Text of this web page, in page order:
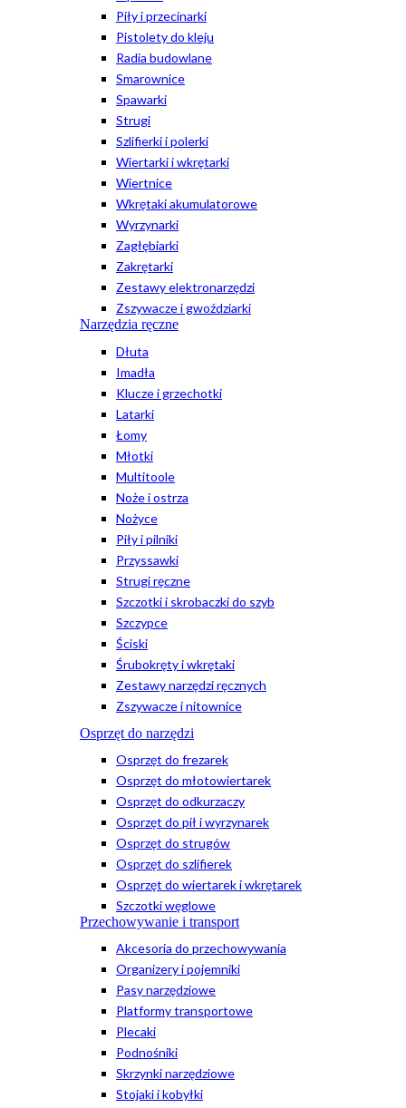
Piły i przecinarki
Pistolety do kleju
Radia budowlane
Smarownice
Spawarki
Strugi
Szlifierki i polerki
Wiertarki i wkrętarki
Wiertnice
Wkrętaki akumulatorowe
Wyrzynarki
Zagłębiarki
Zakrętarki
Zestawy elektronarzędzi
Zszywacze i gwoździarki
Narzędzia ręczne
Dłuta
Imadła
Klucze i grzechotki
Latarki
Łomy
Młotki
Multitoole
Noże i ostrza
Nożyce
Piły i pilniki
Przyssawki
Strugi ręczne
Szczotki i skrobaczki do szyb
Szczypce
Ściski
Śrubokręty i wkrętaki
Zestawy narzędzi ręcznych
Zszywacze i nitownice
Osprzęt do narzędzi
Osprzęt do frezarek
Osprzęt do młotowiertarek
Osprzęt do odkurzaczy
Osprzęt do pił i wyrzynarek
Osprzęt do strugów
Osprzęt do szlifierek
Osprzęt do wiertarek i wkrętarek
Szczotki węglowe
Przechowywanie i transport
Akcesoria do przechowywania
Organizery i pojemniki
Pasy narzędziowe
Platformy transportowe
Plecaki
Podnośniki
Skrzynki narzędziowe
Stojaki i kobyłki